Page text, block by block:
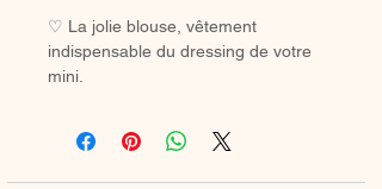
♡ La jolie blouse, vêtement
indispensable du dressing de votre
mini.
look tout en douceur.